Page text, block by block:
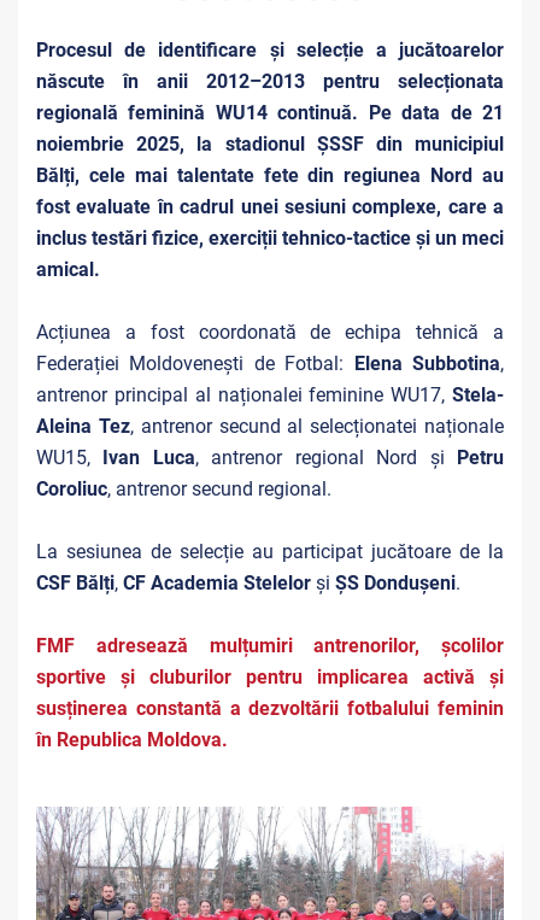
Procesul de identificare și selecție a jucătoarelor
născute în anii 2012–2013 pentru selecționata
regională feminină WU14 continuă. Pe data de 21
noiembrie 2025, la stadionul ȘSSF din municipiul
Bălți, cele mai talentate fete din regiunea Nord au
fost evaluate în cadrul unei sesiuni complexe, care a
inclus testări fizice, exerciții tehnico-tactice și un meci
amical.
Acțiunea a fost coordonată de echipa tehnică a
Federației Moldovenești de Fotbal: Elena Subbotina,
antrenor principal al naționalei feminine WU17, Stela-
Aleina Tez, antrenor secund al selecționatei naționale
WU15, Ivan Luca, antrenor regional Nord și Petru
Coroliuc, antrenor secund regional.
La sesiunea de selecție au participat jucătoare de la
CSF Bălți, CF Academia Stelelor și ȘS Dondușeni.
FMF adresează mulțumiri antrenorilor, școlilor
sportive și cluburilor pentru implicarea activă și
susținerea constantă a dezvoltării fotbalului feminin
în Republica Moldova.